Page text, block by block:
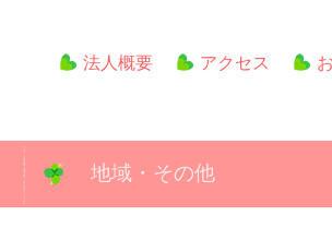
法人概要 アクセス
地域・その他